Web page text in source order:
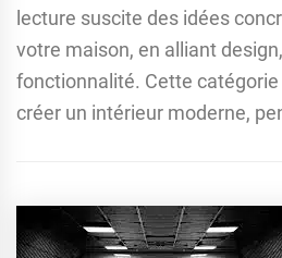
lecture suscite des idées
votre maison, en alliant
fonctionnalité. Cette
créer un intérieur moderne,